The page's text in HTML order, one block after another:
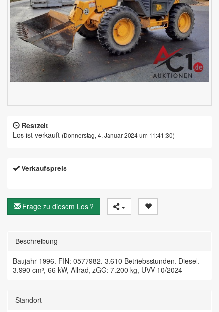
Restzeit
Los ist verkauft (Donnerstag, 4. Januar 2024 um 11:41:30)
Verkaufspreis
Frage zu diesem Los ?
Beschreibung
Baujahr 1996, FIN: 0577982, 3.610 Betriebsstunden, Diesel,
3.990 cm³, 66 kW, Allrad, zGG: 7.200 kg, UVV 10/2024
Standort